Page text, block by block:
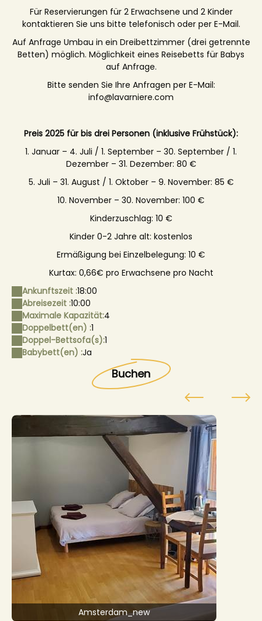
Für Reservierungen für 2 Erwachsene und 2 Kinder
kontaktieren Sie uns bitte telefonisch oder per E-Mail.
Auf Anfrage Umbau in ein Dreibettzimmer (drei getrennte
Betten) möglich. Möglichkeit eines Reisebetts für Babys
auf Anfrage.
Bitte senden Sie Ihre Anfragen per E-Mail:
info@lavarniere.com
Preis 2025 für bis drei Personen (inklusive Frühstück):
1. Januar – 4. Juli / 1. September – 30. September / 1.
Dezember – 31. Dezember: 80 €
5. Juli – 31. August / 1. Oktober – 9. November: 85 €
10. November – 30. November: 100 €
Kinderzuschlag: 10 €
Kinder 0-2 Jahre alt: kostenlos
Ermäßigung bei Einzelbelegung: 10 €
Kurtax: 0,66€ pro Erwachsene pro Nacht
Ankunftszeit :18:00
Abreisezeit :10:00
Maximale Kapazität:4
Doppelbett(en) :1
Doppel-Bettsofa(s):1
Babybett(en) :Ja
Buchen
Amsterdam_new